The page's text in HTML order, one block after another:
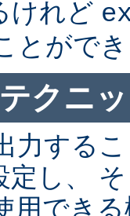
けれど
とがで
クニ
力する
定し、
用でき